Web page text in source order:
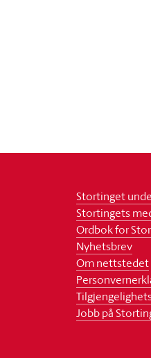
Stortinget
Stortingets
Ordbok for
Nyhetsbrev
Om nettstedet
Jobb på